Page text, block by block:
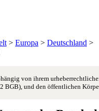
> Europa > Deutschland >
von ihrem
BGB), und den öffentlichen